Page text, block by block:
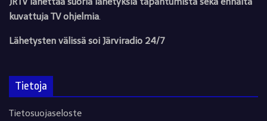
kuvattuja TV ohjelmia.
Lähetysten välissä soi Järviradio 24/7
Tietoja
Tietosuojaseloste